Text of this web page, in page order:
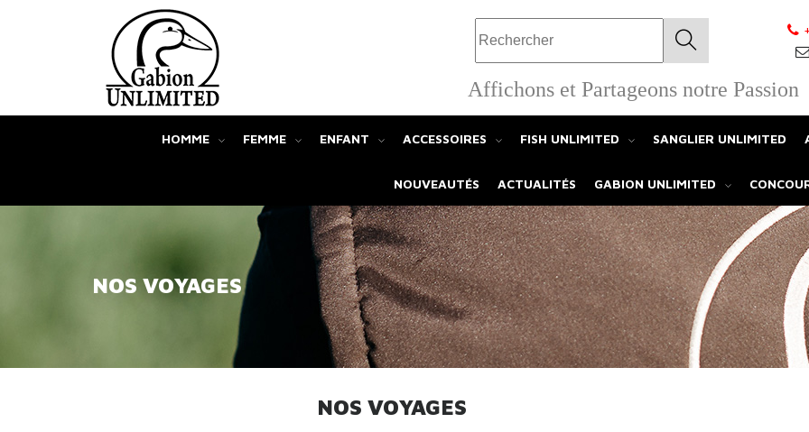
Affichons et Partageons notre Passion
HOMME FEMME ENFANT ACCESSOIRES FISH UNLIMITED SANGLIER UNLIMITED
NOUVEAUTÉS ACTUALITÉS GABION UNLIMITED
NOS VOYAGES
NOS VOYAGES